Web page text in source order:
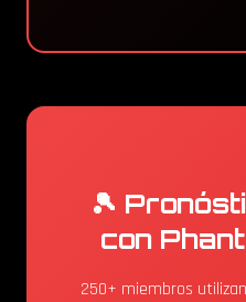
🎾
con
250+ miembros